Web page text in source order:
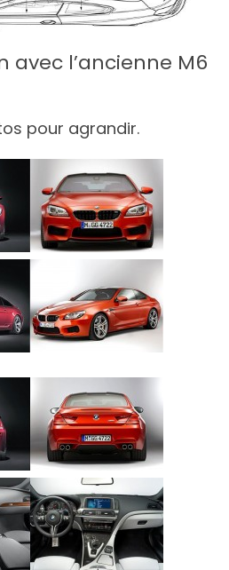
avec l’ancienne M6
pour agrandir.